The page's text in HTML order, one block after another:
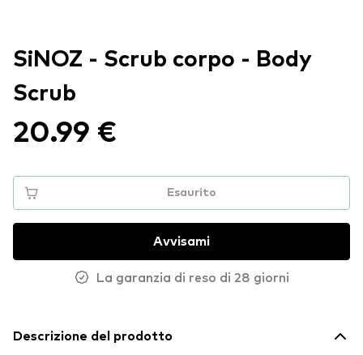
SiNOZ - Scrub corpo - Body
Scrub
20.99 €
Esaurito
Avvisami
La garanzia di reso di 28 giorni
Descrizione del prodotto